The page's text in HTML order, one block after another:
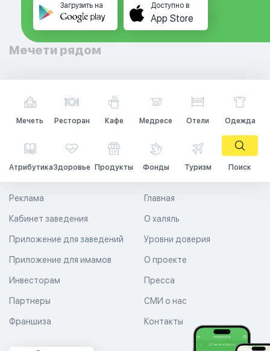
Загрузить на Доступно в
App Store
Мечети рядом
Мечеть Ресторан Кафе Медресе Отели Одежда
АтрибутикаЗдоровье Продукты Фонды Туризм Поиск
Главная
О халяль
Уровни доверия
Реклама
Кабинет заведения
Приложение для заведений
Приложение для имамов О проекте
Пресса
СМИ о нас
Контакты
Инвесторам
Партнеры
Франшиза